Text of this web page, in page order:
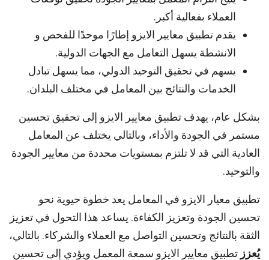
العملاء بفعالية أكبر.
يقدم تطبيق معايير الايزو إطارًا موحدًا للفحص و
الانشطة يسهل التعامل مع الجهات الدولية.
يسهم في تحقيق التوحيد الدولي، مما يسهل تبادل
الخدمات والنتائج بين المعامل في مختلف البلدان.
بشكل عام، يهدف تطبيق معايير الايزو إلى تحقيق تحسين
مستمر في الجودة والأداء، وبالتالي يختلف عن المعامل
العادية التي قد لا تلتزم بمستويات محددة من معايير الجودة
والتوحيد.
تطبيق معيار الايزو في المعامل يعد خطوة حيوية نحو
تحسين الجودة وتعزيز الكفاءة. يساعد هذا التحول في تعزيز
الثقة بالنتائج وتحسين التواصل مع العملاء والشركاء. بالتالي،
يُعزز تطبيق معايير الايزو سمعة المعمل ويؤدي إلى تحسين